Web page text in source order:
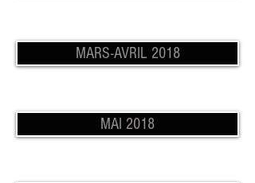
MARS-AVRIL 2018
MAI 2018